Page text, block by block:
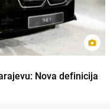
Nova definicija